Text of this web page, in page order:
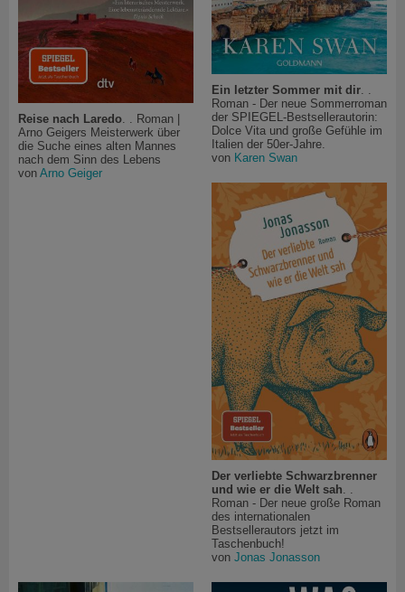
Reise nach Laredo . . Roman |
Arno Geigers Meisterwerk über
die Suche eines alten Mannes
nach dem Sinn des Lebens
von Arno Geiger
Ein letzter Sommer mit dir
Roman - Der neue Sommerroman
der SPIEGEL-Bestsellerautorin:
Dolce Vita und große Gefühle im
Italien der 50er-Jahre.
von Karen Swan
Der verliebte Schwarzbrenner
und wie er die Welt sah. .
Roman - Der neue große Roman
des internationalen
Bestsellerautors jetzt im
Taschenbuch!
von Jonas Jonasson